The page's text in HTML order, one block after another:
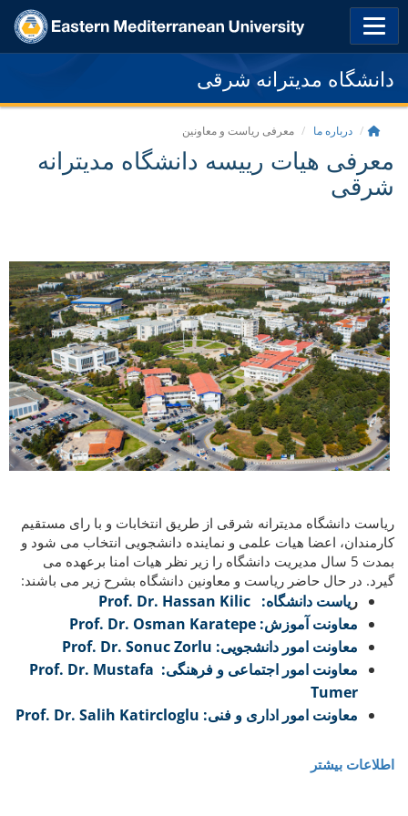
دانشگاه مدیترانه شرقی
درباره ما معرفی ریاست و معاونین
معرفی هیات رییسه دانشگاه مدیترانه
شرقی
ریاست دانشگاه مدیترانه شرقی از طریق انتخابات و با رای مستقیم
کارمندان، اعضا هیات علمی و نماینده دانشجویی انتخاب می شود و
بمدت 5 سال مدیریت دانشگاه را زیر نظر هیات امنا برعهده می
گیرد. در حال حاضر ریاست و معاونین دانشگاه بشرح زیر می باشند:
ریاست دانشگاه: Prof. Dr. Hassan Kilic
معاونت آموزش: Prof. Dr. Osman Karatepe
معاونت امور دانشجویی: Prof. Dr. Sonuc Zorlu
معاونت امور اجتماعی و فرهنگی: Prof. Dr. Mustafa
Tumer
معاونت امور اداری و فنی: Prof. Dr. Salih Katircloglu
اطلاعات بیشتر